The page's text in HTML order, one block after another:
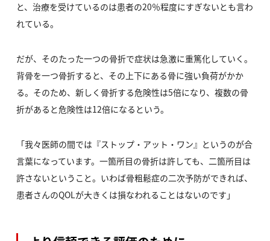
と、治療を受けているのは患者の20％程度にすぎないとも言わ
れている。
だが、そのたった一つの骨折で症状は急激に重篤化していく。
背骨を一つ骨折すると、その上下にある骨に強い負荷がかか
る。そのため、新しく骨折する危険性は5倍になり、複数の骨
折があると危険性は12倍になるという。
「我々医師の間では『ストップ・アット・ワン』というのが合
言葉になっています。一箇所目の骨折は許しても、二箇所目は
許さないということ。いわば骨粗鬆症の二次予防ができれば、
患者さんのQOLが大きくは損なわれることはないのです」